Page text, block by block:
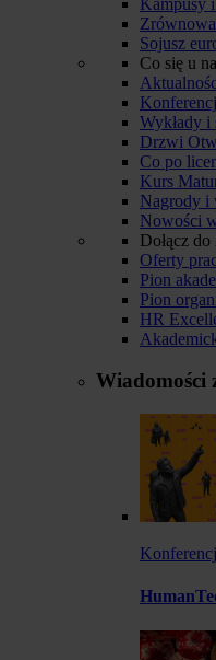
Sojusz
Co się u
Wykłady i
Drzwi
Co po
Kurs
Nagrody i
Nowości
Dołącz do
Oferty
Pion
Pion
HR
Wiadomości